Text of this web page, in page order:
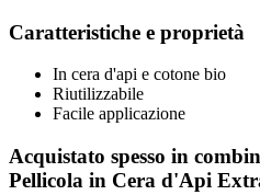
Caratteristiche e proprietà
In cera d'api e cotone bio
Riutilizzabile
Facile applicazione
Acquistato spesso in
Pellicola in Cera d'Api